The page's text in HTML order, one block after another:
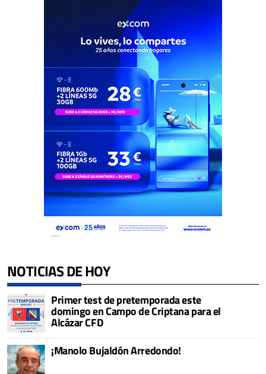
NOTICIAS DE HOY
Primer test de pretemporada este
domingo en Campo de Criptana para el
Alcázar CFD
¡Manolo Bujaldón Arredondo!